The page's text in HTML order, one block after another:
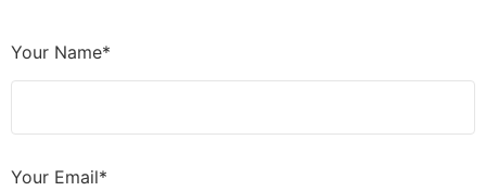
Your Name*
Your Email*